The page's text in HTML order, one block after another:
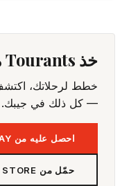
خذ Tourants معك في كل مكان
خطط لرحلاتك،
— كل ذلك في جيبك.
احصل عليه من GOOGLE PLAY
حمّل من APP STORE